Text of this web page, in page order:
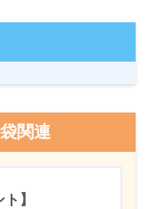
関連
】